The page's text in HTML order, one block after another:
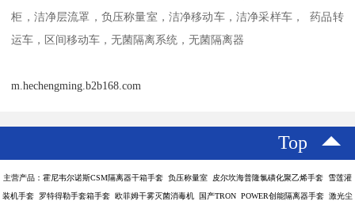
柜，洁净层流罩，负压称量室，洁净移动车，洁净采样车， 药品转
运车，区间移动车，无菌隔离系统，无菌隔离器
m.hechengming.b2b168.com
Top
主营产品：霍尼韦尔诺斯CSM隔离器干箱手套 负压称量室 皮尔坎海普隆氯磺化聚乙烯手套 雪莲灌
装机手套 罗特得勒手套箱手套 欧菲姆干雾灭菌消毒机 国产TRON POWER创能隔离器手套 激光尘